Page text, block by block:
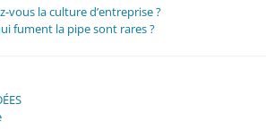
vous la culture d’entreprise ?
fument la pipe sont rares ?